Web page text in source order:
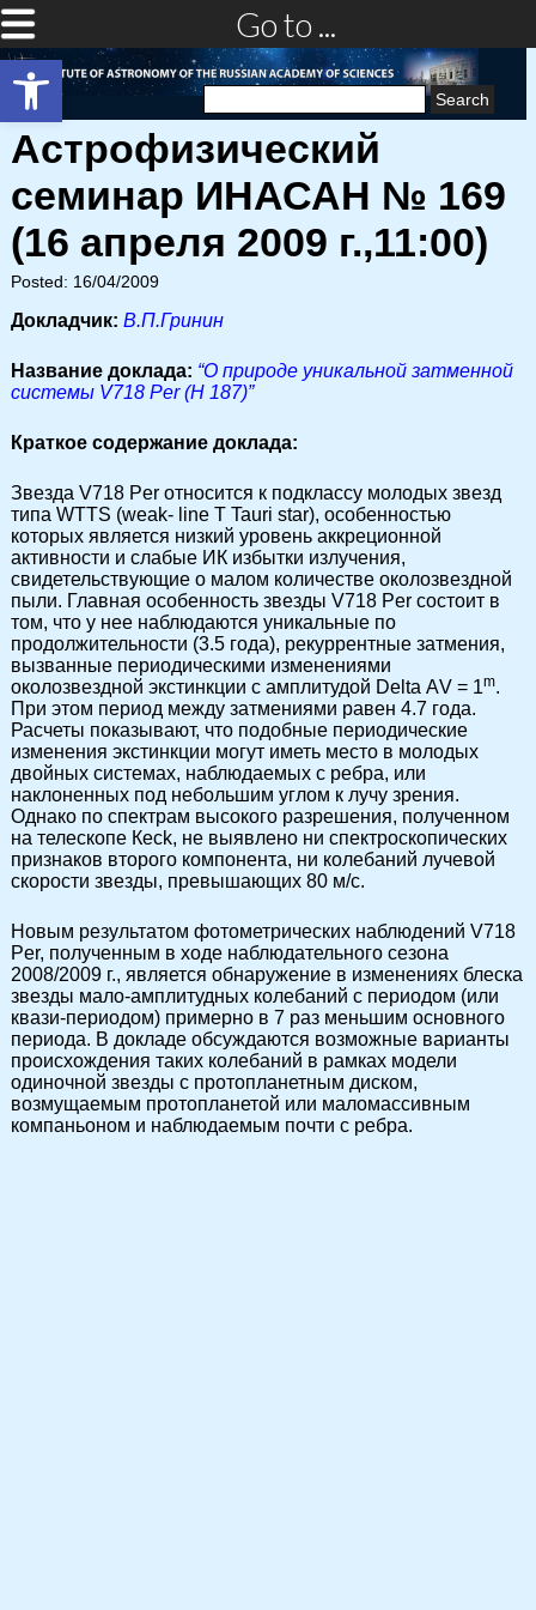
Open toolbar
Go to ...
Search
Астрофизический
семинар ИНАСАН № 169
(16 апреля 2009 г.,11:00)
Posted: 16/04/2009
Докладчик: В.П.Гринин
Название доклада: “О природе уникальной затменной
системы V718 Per (H 187)”
Краткое содержание доклада:
Звезда V718 Per относится к подклассу молодых звезд
типа WTTS (weak- line T Tauri star), особенностью
которых является низкий уровень аккреционной
активности и слабые ИК избытки излучения,
свидетельствующие о малом количестве околозвездной
пыли. Главная особенность звезды V718 Per состоит в
том, что у нее наблюдаются уникальные по
продолжительности (3.5 года), рекуррентные затмения,
вызванные периодическими изменениями
околозвездной экстинкции с амплитудой Delta АV = 1m.
При этом период между затмениями равен 4.7 года.
Расчеты показывают, что подобные периодические
изменения экстинкции могут иметь место в молодых
двойных системах, наблюдаемых с ребра, или
наклоненных под небольшим углом к лучу зрения.
Однако по спектрам высокого разрешения, полученном
на телескопе Кеck, не выявлено ни спектроскопических
признаков второго компонента, ни колебаний лучевой
скорости звезды, превышающих 80 м/c.
Новым результатом фотометрических наблюдений V718
Per, полученным в ходе наблюдательного сезона
2008/2009 г., является обнаружение в изменениях блеска
звезды мало-амплитудных колебаний с периодом (или
квази-периодом) примерно в 7 раз меньшим основного
периода. В докладе обсуждаются возможные варианты
происхождения таких колебаний в рамках модели
одиночной звезды с протопланетным диском,
возмущаемым протопланетой или маломассивным
компаньоном и наблюдаемым почти с ребра.